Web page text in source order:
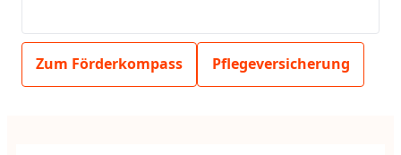
Zum Förderkompass Pflegeversicherung